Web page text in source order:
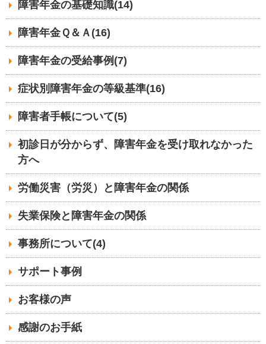
障害年金の基礎知識(14)
障害年金Ｑ＆Ａ(16)
障害年金の受給事例(7)
症状別障害年金の等級基準(16)
障害者手帳について(5)
初診日が分からず、障害年金を受け取れなかった
方へ
労働災害（労災）と障害年金の関係
失業保険と障害年金の関係
事務所について(4)
サポート事例
お客様の声
感謝のお手紙